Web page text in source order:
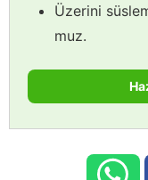
Üzerini
muz.